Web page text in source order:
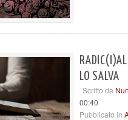
LO SALVA
Scritto da
00:40
Pubblicato in